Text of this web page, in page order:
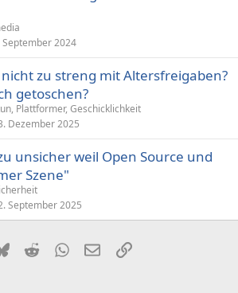
September 2024
nicht zu streng mit Altersfreigaben?
getoschen?
Plattformer, Geschicklichkeit
Dezember 2025
unsicher weil Open Source und
Szene"
September 2025
BlueskyRedditWhatsApp
E-MailLink